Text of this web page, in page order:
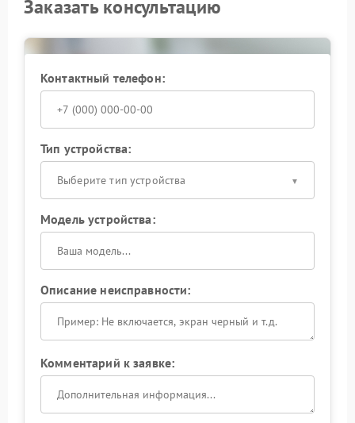
Заказать консультацию
Контактный телефон:
Тип устройства:
Выберите тип устройства
Модель устройства:
Описание неисправности:
Комментарий к заявке: